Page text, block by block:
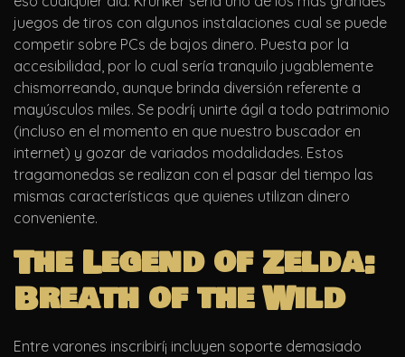
juegos de tiros con algunos instalaciones cual se puede
competir sobre PCs de bajos dinero. Puesta por la
accesibilidad, por lo cual serí­a tranquilo jugablemente
chismorreando, aunque brinda diversión referente a
mayúsculos miles. Se podrí¡ unirte ágil a todo patrimonio
(incluso en el momento en que nuestro buscador en
internet) y gozar de variados modalidades. Estos
tragamonedas se realizan con el pasar del tiempo las
mismas características que quienes utilizan dinero
conveniente.
The Legend of Zelda:
Breath of the Wild
Entre varones inscribirí¡ incluyen soporte demasiado